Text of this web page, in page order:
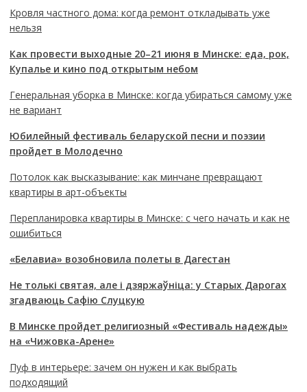
Кровля частного дома: когда ремонт откладывать уже
нельзя
Как провести выходные 20–21 июня в Минске: еда, рок,
Купалье и кино под открытым небом
Генеральная уборка в Минске: когда убираться самому уже
не вариант
Юбилейный фестиваль беларуской песни и поэзии
пройдет в Молодечно
Потолок как высказывание: как минчане превращают
квартиры в арт-объекты
Перепланировка квартиры в Минске: с чего начать и как не
ошибиться
«Белавиа» возобновила полеты в Дагестан
Не толькі святая, але і дзяржаўніца: у Старых Дарогах
згадваюць Сафію Слуцкую
В Минске пройдет религиозный «Фестиваль надежды»
на «Чижовка-Арене»
Пуф в интерьере: зачем он нужен и как выбрать
подходящий